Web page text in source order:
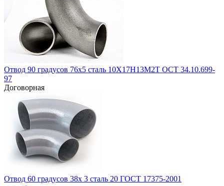
Отвод 90 градусов 76х5 сталь 10Х17Н13М2Т ОСТ 34.10.699-
97
Договорная
Отвод 60 градусов 38х 3 сталь 20 ГОСТ 17375-2001